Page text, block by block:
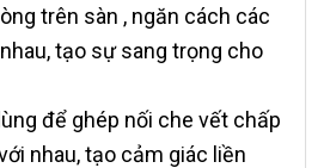
trên sàn , ngăn cách các
tạo sự sang trọng cho
để ghép nối che vết chấp
nhau, tạo cảm giác liền